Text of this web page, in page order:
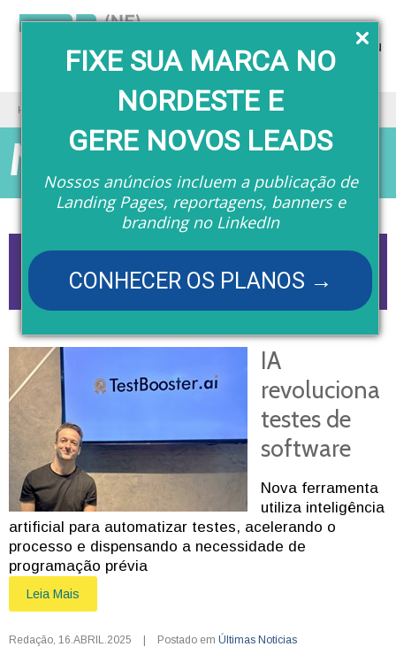
FIXE SUA MARCA NO
NORDESTE E
GERE NOVOS LEADS
Nossos anúncios incluem a publicação de
Landing Pages, reportagens, banners e
branding no LinkedIn
CONHECER OS PLANOS →
Menu
Home
Matérias
IA
revoluciona
testes de
software
Nova ferramenta
utiliza inteligência
artificial para automatizar testes, acelerando o
processo e dispensando a necessidade de
programação prévia
Leia Mais
Redação 16.ABRIL.2025 | Postado em Últimas Notícias